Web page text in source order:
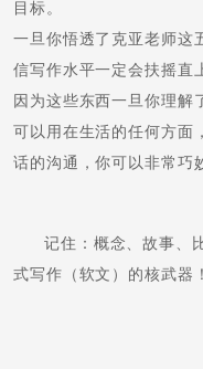
目标。
一旦你悟透了克亚老师这
信写作水平一定会扶摇直
因为这些东西一旦你理解
可以用在生活的任何方面
话的沟通，你可以非常巧
记住：概念、故事、
式写作（软文）的核武器！